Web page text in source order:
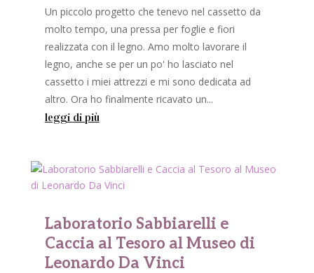
Un piccolo progetto che tenevo nel cassetto da
molto tempo, una pressa per foglie e fiori
realizzata con il legno. Amo molto lavorare il
legno, anche se per un po' ho lasciato nel
cassetto i miei attrezzi e mi sono dedicata ad
altro. Ora ho finalmente ricavato un...
leggi di più
Laboratorio Sabbiarelli e
Caccia al Tesoro al Museo di
Leonardo Da Vinci